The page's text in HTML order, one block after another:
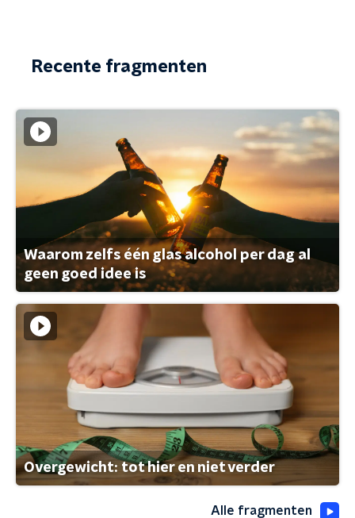
Recente fragmenten
Waarom zelfs één glas alcohol per dag al
geen goed idee is
Overgewicht: tot hier en niet verder
Alle fragmenten